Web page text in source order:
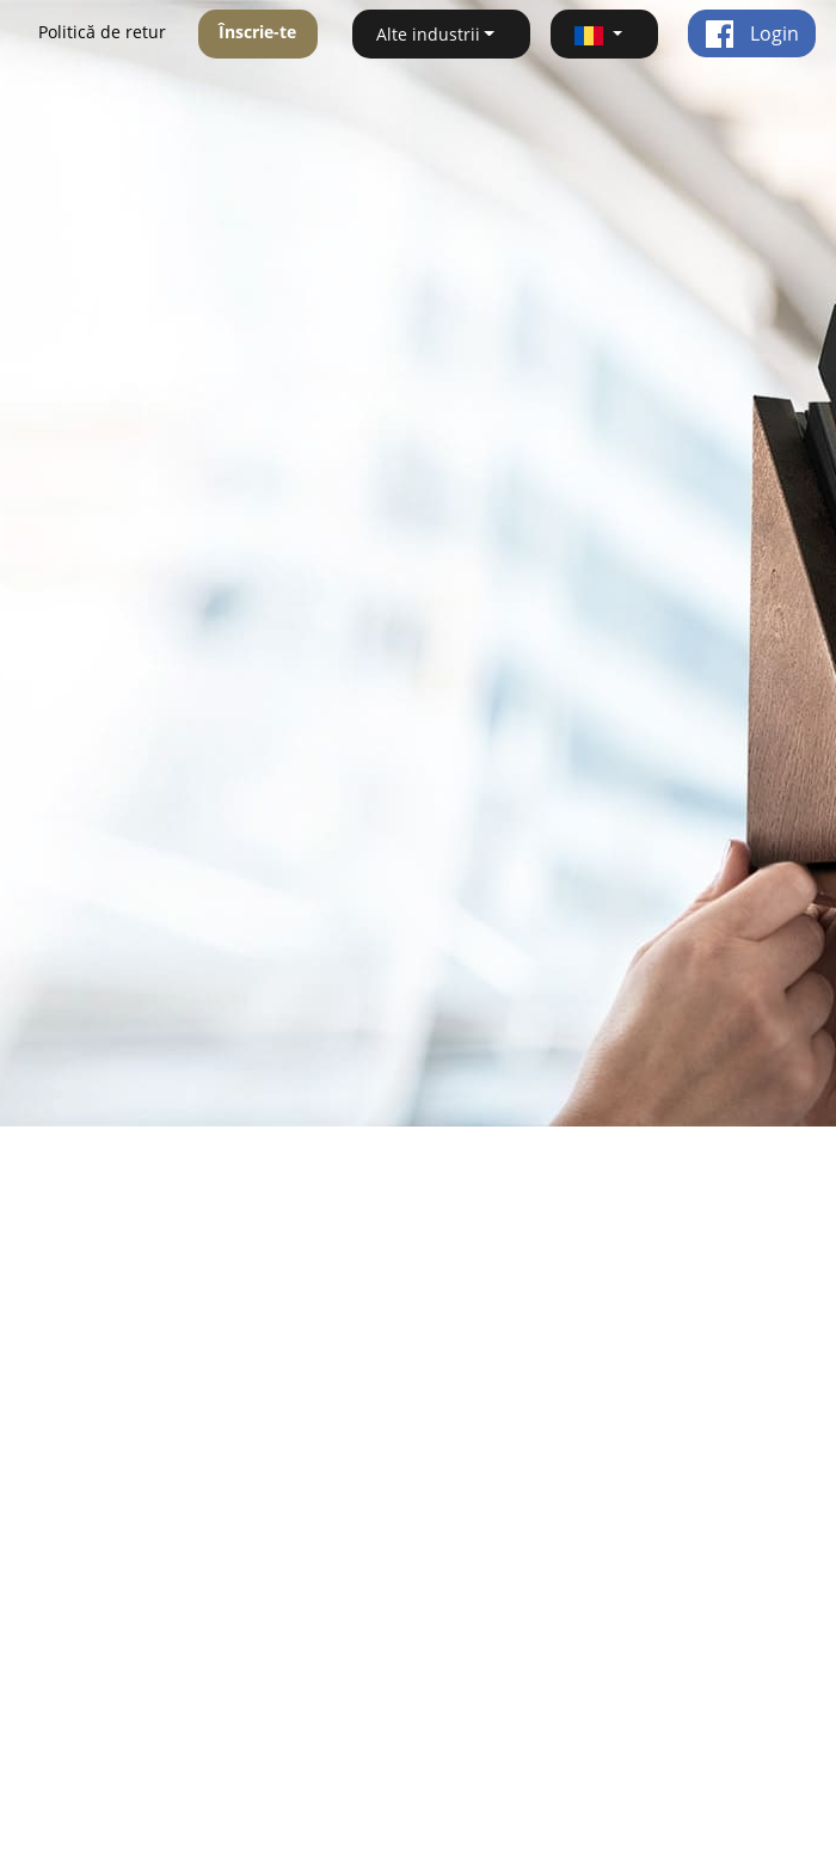
Politică de retur Înscrie-te Alte industrii Login